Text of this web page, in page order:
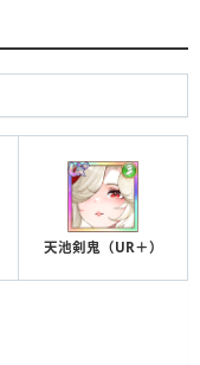
天池剣鬼（UR＋）